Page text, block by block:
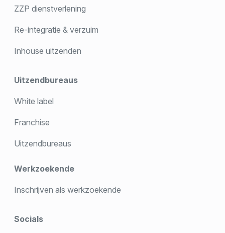
ZZP dienstverlening
Re-integratie & verzuim
Inhouse uitzenden
Uitzendbureaus
White label
Franchise
Uitzendbureaus
Werkzoekende
Inschrijven als werkzoekende
Socials